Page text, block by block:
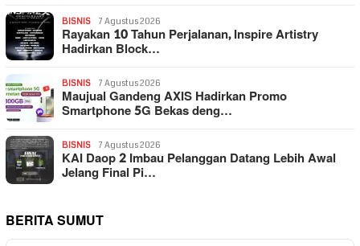
BISNIS 7 Agustus 2026
Rayakan 10 Tahun Perjalanan, Inspire Artistry
Hadirkan Block…
BISNIS 7 Agustus 2026
Maujual Gandeng AXIS Hadirkan Promo
Smartphone 5G Bekas deng…
BISNIS 7 Agustus 2026
KAI Daop 2 Imbau Pelanggan Datang Lebih Awal
Jelang Final Pi…
BERITA SUMUT